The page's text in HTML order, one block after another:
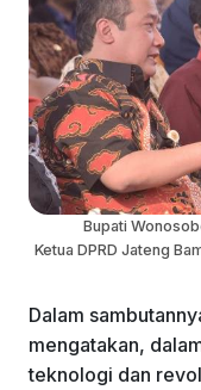
Bupati
Ketua DPRD Jateng
Dalam
mengatakan,
teknologi dan